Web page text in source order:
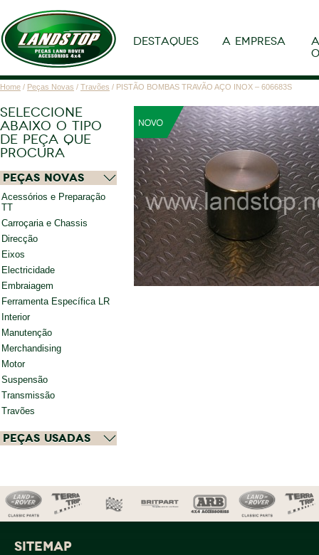
DESTAQUES A EMPRESA
Home / Peças Novas / Travões / PISTÃO BOMBAS TRAVÃO AÇO INOX – 606683S
SELECCIONE
ABAIXO O TIPO
DE PEÇA QUE
PROCURA
Peças Novas
Acessórios e Preparação
TT
Carroçaria e Chassis
Direcção
Eixos
Electricidade
Embraiagem
Ferramenta Específica LR
Interior
Manutenção
Merchandising
Motor
Suspensão
Transmissão
Travões
Peças Usadas
SITEMAP